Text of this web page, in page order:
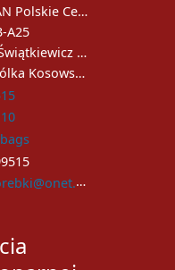
Centrum Handlowe
A25
51
Kosowska